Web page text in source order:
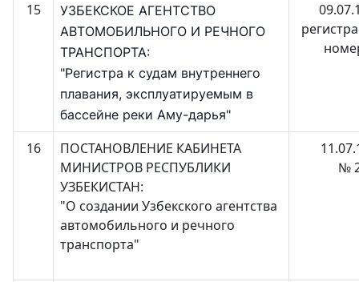
15
УЗБЕКСКОЕ АГЕНТСТВО
АВТОМОБИЛЬНОГО И РЕЧНОГО
ТРАНСПОРТА:
"Регистра к судам внутреннего
плавания, эксплуатируемым в
бассейне реки Аму-дарья"
16
ПОСТАНОВЛЕНИЕ КАБИНЕТА
МИНИСТРОВ РЕСПУБЛИКИ
УЗБЕКИСТАН:
"О создании Узбекского агентства
автомобильного и речного
транспорта"
№